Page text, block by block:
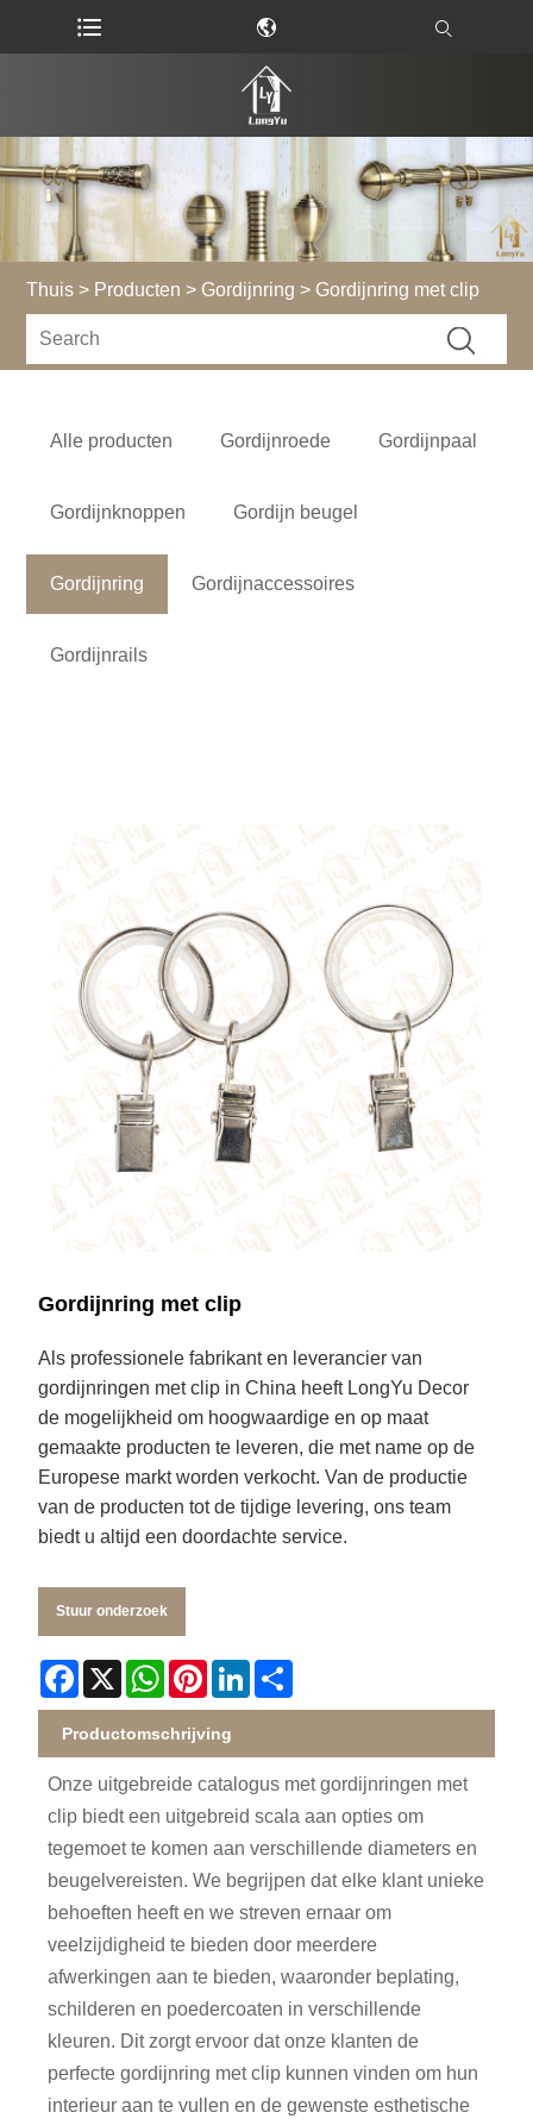
Thuis > Producten > Gordijnring > Gordijnring met clip
Alle producten Gordijnroede Gordijnpaal
Gordijnknoppen Gordijn beugel
Gordijnring Gordijnaccessoires
Gordijnrails
Gordijnring met clip
Als professionele fabrikant en leverancier van
gordijnringen met clip in China heeft LongYu Decor
de mogelijkheid om hoogwaardige en op maat
gemaakte producten te leveren, die met name op de
Europese markt worden verkocht. Van de productie
van de producten tot de tijdige levering, ons team
biedt u altijd een doordachte service.
Stuur onderzoek
Facebook
X WhatsApp
PinterestLinkedIn
Productomschrijving
Onze uitgebreide catalogus met gordijnringen met
clip biedt een uitgebreid scala aan opties om
tegemoet te komen aan verschillende diameters en
beugelvereisten. We begrijpen dat elke klant unieke
behoeften heeft en we streven ernaar om
veelzijdigheid te bieden door meerdere
afwerkingen aan te bieden, waaronder beplating,
schilderen en poedercoaten in verschillende
kleuren. Dit zorgt ervoor dat onze klanten de
perfecte gordijnring met clip kunnen vinden om hun
interieur aan te vullen en de gewenste esthetische